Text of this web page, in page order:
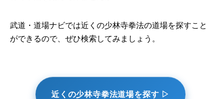
武道・道場ナビでは近くの少林寺拳法の道場を探すこと
ができるので、ぜひ検索してみましょう。
近くの少林寺拳法道場を探す ▷